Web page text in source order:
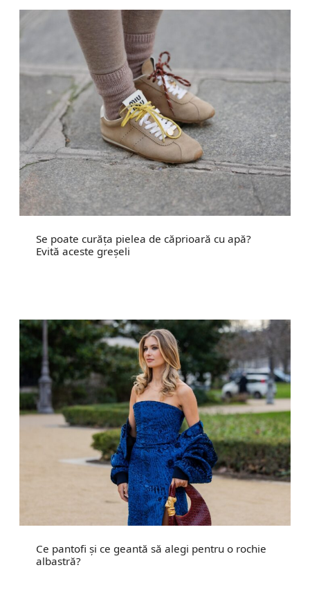
Se poate curăța pielea de căprioară cu apă?
Evită aceste greșeli
Ce pantofi și ce geantă să alegi pentru o rochie
albastră?